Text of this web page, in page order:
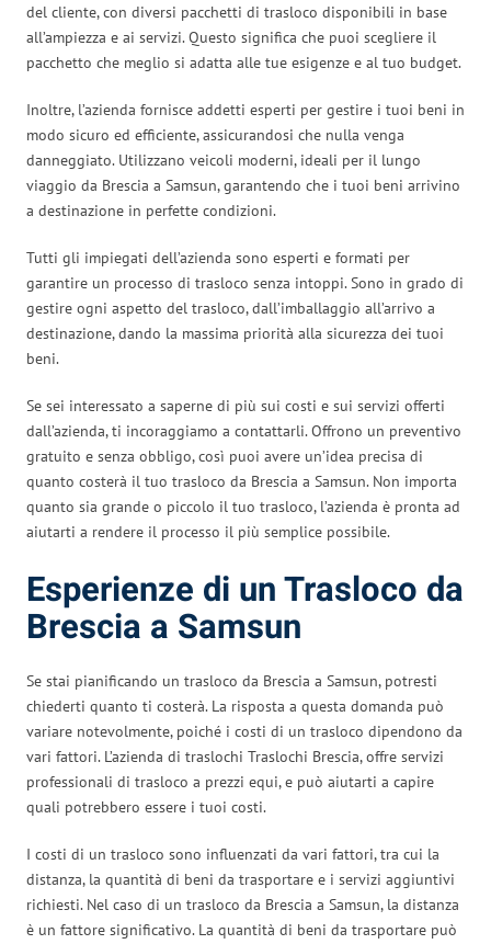
del cliente, con diversi pacchetti di trasloco disponibili in base
all’ampiezza e ai servizi. Questo significa che puoi scegliere il
pacchetto che meglio si adatta alle tue esigenze e al tuo budget.
Inoltre, l’azienda fornisce addetti esperti per gestire i tuoi beni in
modo sicuro ed efficiente, assicurandosi che nulla venga
danneggiato. Utilizzano veicoli moderni, ideali per il lungo
viaggio da Brescia a Samsun, garantendo che i tuoi beni arrivino
a destinazione in perfette condizioni.
Tutti gli impiegati dell’azienda sono esperti e formati per
garantire un processo di trasloco senza intoppi. Sono in grado di
gestire ogni aspetto del trasloco, dall’imballaggio all’arrivo a
destinazione, dando la massima priorità alla sicurezza dei tuoi
beni.
Se sei interessato a saperne di più sui costi e sui servizi offerti
dall’azienda, ti incoraggiamo a contattarli. Offrono un preventivo
gratuito e senza obbligo, così puoi avere un’idea precisa di
quanto costerà il tuo trasloco da Brescia a Samsun. Non importa
quanto sia grande o piccolo il tuo trasloco, l’azienda è pronta ad
aiutarti a rendere il processo il più semplice possibile.
Esperienze di un Trasloco da
Brescia a Samsun
Se stai pianificando un trasloco da Brescia a Samsun, potresti
chiederti quanto ti costerà. La risposta a questa domanda può
variare notevolmente, poiché i costi di un trasloco dipendono da
vari fattori. L’azienda di traslochi Traslochi Brescia, offre servizi
professionali di trasloco a prezzi equi, e può aiutarti a capire
quali potrebbero essere i tuoi costi.
I costi di un trasloco sono influenzati da vari fattori, tra cui la
distanza, la quantità di beni da trasportare e i servizi aggiuntivi
richiesti. Nel caso di un trasloco da Brescia a Samsun, la distanza
è un fattore significativo. La quantità di beni da trasportare può